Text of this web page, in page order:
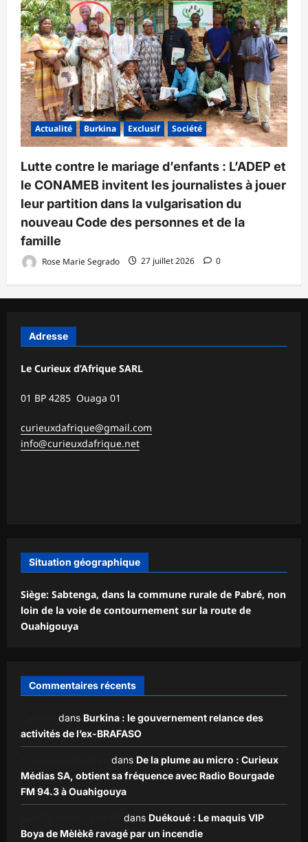
Actualité Burkina Exclusif Société
Lutte contre le mariage d’enfants : L’ADEP et
le CONAMEB invitent les journalistes à jouer
leur partition dans la vulgarisation du
nouveau Code des personnes et de la
famille
Rose Marie Segrado 27 juillet 2026 0
Adresse
Le Curieux d’Afrique SARL
01 BP 4285 Ouaga 01
curieuxdafrique@gmail.com
info@curieuxdafrique.net
Situation géographique
Siège: Sabtenga, dans la commune rurale de Pabré, non
loin de la voie de contournement sur la route de
Ouahigouya
Commentaires récents
dans Burkina : le gouvernement relance des
activités de l’ex-BRAFASO
dans De la plume au micro : Curieux
Médias SA, obtient sa fréquence avec Radio Bourgade
FM 94.3 à Ouahigouya
dans Duékoué : Le maquis VIP
Boya de Mèlèkê ravagé par un incendie